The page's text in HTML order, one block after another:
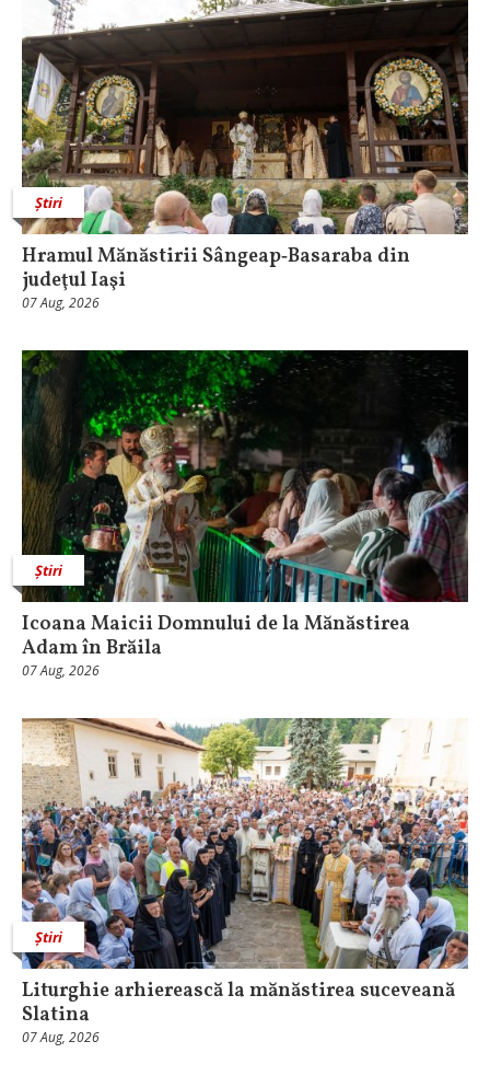
Știri
Hramul Mănăstirii Sângeap‑Basaraba din
judeţul Iaşi
07 Aug, 2026
Știri
Icoana Maicii Domnului de la Mănăstirea
Adam în Brăila
07 Aug, 2026
Știri
Liturghie arhierească la mănăstirea suceveană
Slatina
07 Aug, 2026